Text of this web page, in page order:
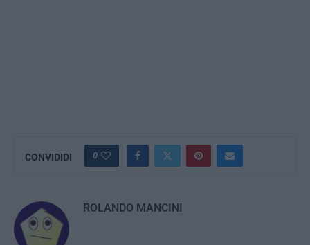
CONVIDIDI 0
ROLANDO MANCINI